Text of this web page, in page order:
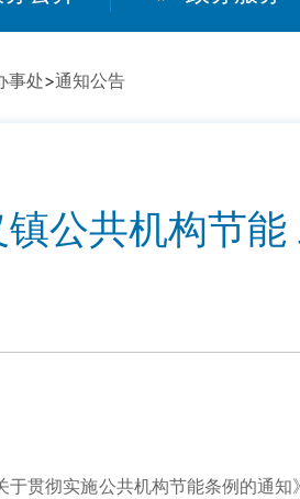
事处>通知公告
公共机构节
彻实施公共机构节能条例的通知